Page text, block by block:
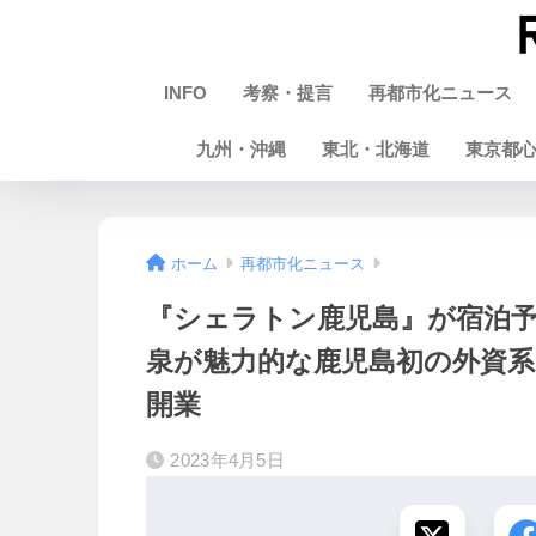
INFO 考察・提言 再都市化ニュース
九州・沖縄 東北・北海道 東京都心
ホーム 再都市化ニュース
『シェラトン鹿児島』が宿泊
泉が魅力的な鹿児島初の外資
開業
2023年4月5日